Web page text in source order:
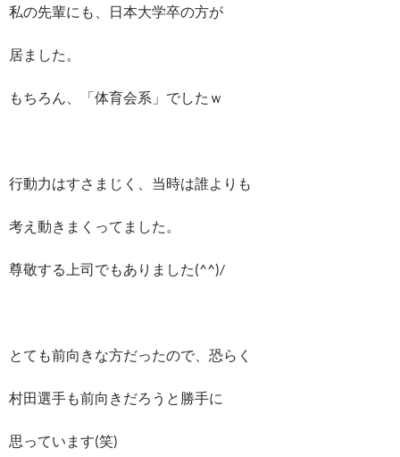
私の先輩にも、日本大学卒の方が
居ました。
もちろん、「体育会系」でしたｗ
行動力はすさまじく、当時は誰よりも
考え動きまくってました。
尊敬する上司でもありました(^^)/
とても前向きな方だったので、恐らく
村田選手も前向きだろうと勝手に
思っています(笑)